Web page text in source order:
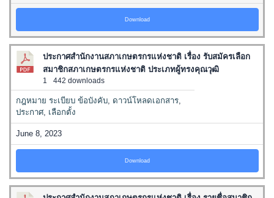
Download
ประกาศสำนักงานสภาเกษตรกรแห่งชาติ เรื่อง รับสมัครเลือก
สมาชิกสภาเกษตรกรแห่งชาติ ประเภทผู้ทรงคุณวุฒิ
1 442 downloads
กฎหมาย ระเบียบ ข้อบังคับ, ดาวน์โหลดเอกสาร,
ประกาศ, เลือกตั้ง
June 8, 2023
Download